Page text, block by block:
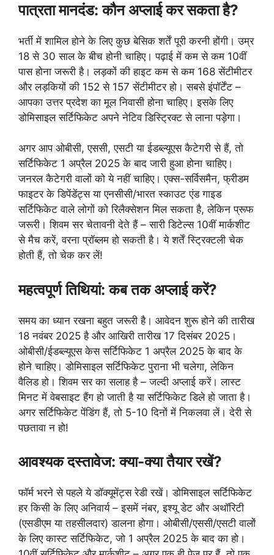
पात्रता मानदंड: कौन अप्लाई कर सकता है?
भर्ती में शामिल होने के लिए कुछ बेसिक शर्तें पूरी करनी होंगी। उम्र
18 से 30 साल के बीच होनी चाहिए। पढ़ाई में कम से कम 10वीं
पास होना जरूरी है। लड़कों की हाइट कम से कम 168 सेंटीमीटर
और लड़कियों की 152 से 157 सेंटीमीटर हो। सबसे इंपॉर्टेंट –
आपका उत्तर प्रदेश का मूल निवासी होना चाहिए। इसके लिए
डोमिसाइल सर्टिफिकेट अपने नेटिव डिस्ट्रिक्ट से लाना पड़ेगा।
अगर आप ओबीसी, एससी, एसटी या ईडब्ल्यूएस कैटेगरी से हैं, तो
सर्टिफिकेट 1 अप्रैल 2025 के बाद जारी हुआ होना चाहिए।
जनरल कैटेगरी वालों को ये नहीं चाहिए। एक्स-सर्विसमैन, फ्रीडम
फाइटर के डिपेंडेंट्स या एनसीसी/भारत स्काउट एंड गाइड
सर्टिफिकेट वाले लोगों को रिलैक्सेशन मिल सकता है, लेकिन प्रूफ
जरूरी। शिवम सर चेतावनी देते हैं – सारी डिटेल्स 10वीं मार्कशीट
से मैच करें, वरना प्रॉब्लम हो सकती है। ये शर्तें स्ट्रिक्टली चेक
होती हैं, तो चेक कर लें!
महत्वपूर्ण तिथियां: कब तक अप्लाई करें?
समय का ध्यान रखना बहुत जरूरी है। आवेदन शुरू होने की तारीख
18 नवंबर 2025 है और आखिरी तारीख 17 दिसंबर 2025।
ओबीसी/ईडब्ल्यूएस केस सर्टिफिकेट 1 अप्रैल 2025 के बाद के
होने चाहिए। डोमिसाइल सर्टिफिकेट पुराना भी चलेगा, लेकिन
वैलिड हो। शिवम सर का सलाह है – जल्दी अप्लाई करें। लास्ट
मिनट में वेबसाइट हैंग हो जाती है या सर्टिफिकेट डिले हो जाता है।
अगर सर्टिफिकेट पेंडिंग हैं, तो 5-10 दिनों में निकलवा लें। देरी से
पछतावा न हो!
आवश्यक दस्तावेज: क्या-क्या तैयार रखें?
फॉर्म भरने से पहले ये डॉक्यूमेंट्स रेडी रखें। डोमिसाइल सर्टिफिकेट
हर किसी के लिए अनिवार्य – इसमें नंबर, इश्यू डेट और अथॉरिटी
(एसडीएम या तहसीलदार) डालना होगा। ओबीसी/एससी/एसटी वालों
के लिए कास्ट सर्टिफिकेट, जो 1 अप्रैल 2025 के बाद का हो।